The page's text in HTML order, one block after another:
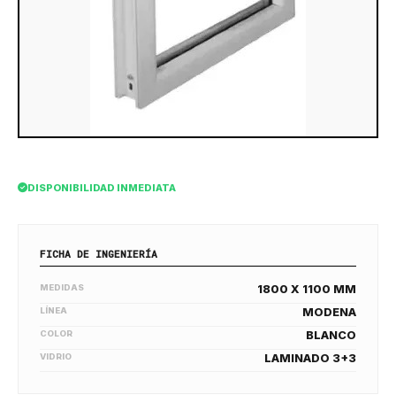
DISPONIBILIDAD INMEDIATA
FICHA DE INGENIERÍA
MEDIDAS 1800 X 1100 MM
LÍNEA MODENA
COLOR BLANCO
VIDRIO LAMINADO 3+3